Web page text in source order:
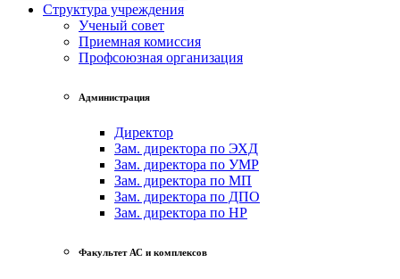
Структура учреждения
Ученый совет
Приемная комиссия
Профсоюзная организация
Администрация
Директор
Зам. директора по ЭХД
Зам. директора по УМР
Зам. директора по МП
Зам. директора по ДПО
Зам. директора по НР
Факультет АС и комплексов